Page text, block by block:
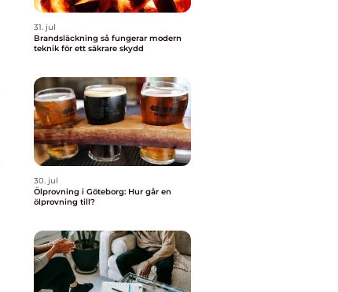
31. jul
Brandsläckning så fungerar modern
teknik för ett säkrare skydd
30. jul
Ölprovning i Göteborg: Hur går en
ölprovning till?